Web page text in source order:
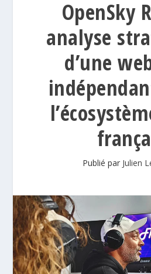
OpenSky
analyse
d’une
Publié par Julien